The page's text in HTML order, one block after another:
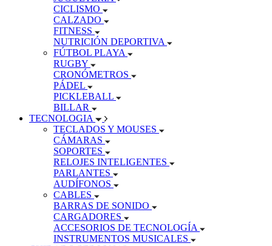
CICLISMO
CALZADO
FITNESS
NUTRICIÓN DEPORTIVA
FÚTBOL PLAYA
RUGBY
CRONÓMETROS
PÁDEL
PICKLEBALL
BILLAR
TECNOLOGIA
TECLADOS Y MOUSES
CÁMARAS
SOPORTES
RELOJES INTELIGENTES
PARLANTES
AUDÍFONOS
CABLES
BARRAS DE SONIDO
CARGADORES
ACCESORIOS DE TECNOLOGÍA
INSTRUMENTOS MUSICALES